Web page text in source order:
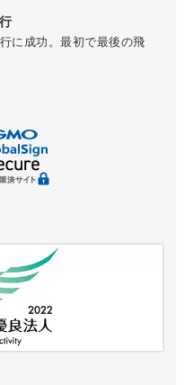
に成功。最初で最後の飛